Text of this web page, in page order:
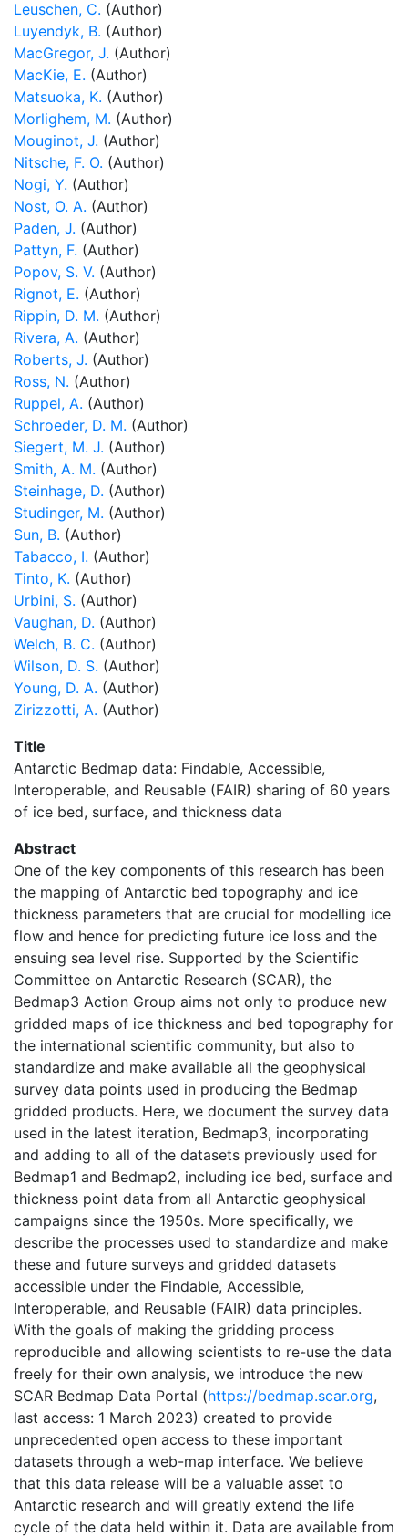
Leuschen, C. (Author)
Luyendyk, B. (Author)
MacGregor, J. (Author)
MacKie, E. (Author)
Matsuoka, K. (Author)
Morlighem, M. (Author)
Mouginot, J. (Author)
Nitsche, F. O. (Author)
Nogi, Y. (Author)
Nost, O. A. (Author)
Paden, J. (Author)
Pattyn, F. (Author)
Popov, S. V. (Author)
Rignot, E. (Author)
Rippin, D. M. (Author)
Rivera, A. (Author)
Roberts, J. (Author)
Ross, N. (Author)
Ruppel, A. (Author)
Schroeder, D. M. (Author)
Siegert, M. J. (Author)
Smith, A. M. (Author)
Steinhage, D. (Author)
Studinger, M. (Author)
Sun, B. (Author)
Tabacco, I. (Author)
Tinto, K. (Author)
Urbini, S. (Author)
Vaughan, D. (Author)
Welch, B. C. (Author)
Wilson, D. S. (Author)
Young, D. A. (Author)
Zirizzotti, A. (Author)
Title
Antarctic Bedmap data: Findable, Accessible,
Interoperable, and Reusable (FAIR) sharing of 60 years
of ice bed, surface, and thickness data
Abstract
One of the key components of this research has been
the mapping of Antarctic bed topography and ice
thickness parameters that are crucial for modelling ice
flow and hence for predicting future ice loss and the
ensuing sea level rise. Supported by the Scientific
Committee on Antarctic Research (SCAR), the
Bedmap3 Action Group aims not only to produce new
gridded maps of ice thickness and bed topography for
the international scientific community, but also to
standardize and make available all the geophysical
survey data points used in producing the Bedmap
gridded products. Here, we document the survey data
used in the latest iteration, Bedmap3, incorporating
and adding to all of the datasets previously used for
Bedmap1 and Bedmap2, including ice bed, surface and
thickness point data from all Antarctic geophysical
campaigns since the 1950s. More specifically, we
describe the processes used to standardize and make
these and future surveys and gridded datasets
accessible under the Findable, Accessible,
Interoperable, and Reusable (FAIR) data principles.
With the goals of making the gridding process
reproducible and allowing scientists to re-use the data
freely for their own analysis, we introduce the new
SCAR Bedmap Data Portal (https://bedmap.scar.org,
last access: 1 March 2023) created to provide
unprecedented open access to these important
datasets through a web-map interface. We believe
that this data release will be a valuable asset to
Antarctic research and will greatly extend the life
cycle of the data held within it. Data are available from